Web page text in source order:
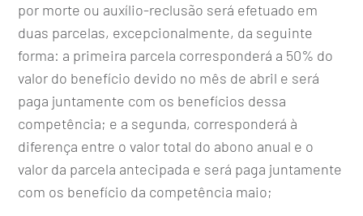
por morte ou auxílio-reclusão será efetuado em
duas parcelas, excepcionalmente, da seguinte
forma: a primeira parcela corresponderá a 50% do
valor do benefício devido no mês de abril e será
paga juntamente com os benefícios dessa
competência; e a segunda, corresponderá à
diferença entre o valor total do abono anual e o
valor da parcela antecipada e será paga juntamente
com os benefício da competência maio;